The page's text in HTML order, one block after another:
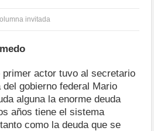
invitada
primer actor tuvo al secretario
gobierno federal Mario
alguna la enorme deuda
años tiene el sistema
como la deuda que se